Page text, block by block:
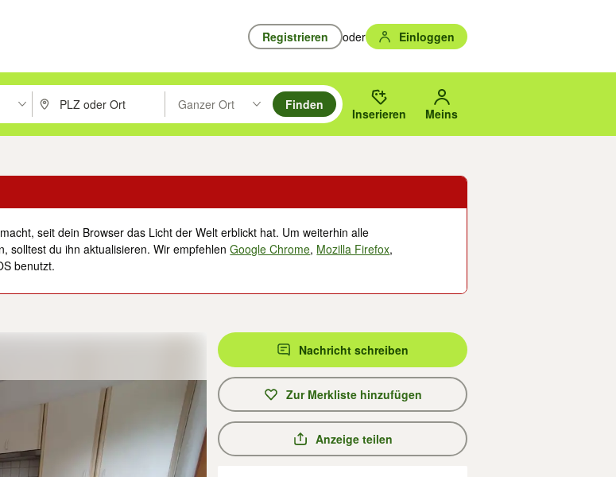
Registrieren oder Einloggen
Vorschläge mit den Pfeiltasten nach oben/unten durchsuchen und mit Eingabetaste auswählen.
PLZ oder Ort eingeben. Eingabetaste drücken um zu suchen, oder Vorschläge mit den Pfeiltasten nach oben/
Ganzer Ort
Suche im Umkreis des gewählten Orts oder PLZ.
Finden
Inserieren Meins
seit dein Browser das Licht der Welt erblickt hat. Um weiterhin alle
solltest du ihn aktualisieren. Wir empfehlenGoogle Chrome, Mozilla Firefox,
benutzt.
Nachricht schreiben
Zur Merkliste hinzufügen
Anzeige teilen